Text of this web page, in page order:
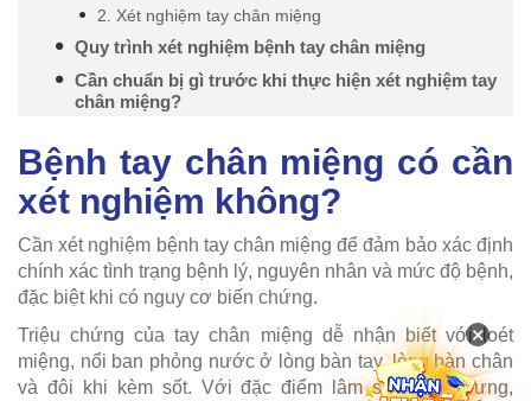
2. Xét nghiệm tay chân miệng
Quy trình xét nghiệm bệnh tay chân miệng
Cần chuẩn bị gì trước khi thực hiện xét nghiệm tay
chân miệng?
Bệnh tay chân miệng có cần
xét nghiệm không?
Cần xét nghiệm bệnh tay chân miệng để đảm bảo xác định
chính xác tình trạng bệnh lý, nguyên nhân và mức độ bệnh,
đặc biệt khi có nguy cơ biến chứng.
Triệu chứng của tay chân miệng dễ nhận biết với loét
miệng, nổi ban phỏng nước ở lòng bàn tay, lòng bàn chân
và đôi khi kèm sốt. Với đặc điểm lâm sàng đặc trưng,
×